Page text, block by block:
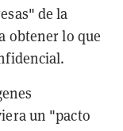
de la
obtener lo que
un "pacto